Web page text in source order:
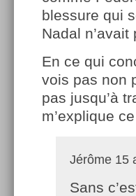
blessure qui
Nadal
En ce qui
vois pas non
pas jusqu’à
m’explique
Jérôme 15
Sans